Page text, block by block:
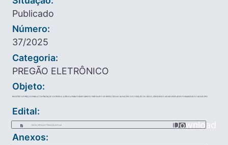
Publicado
Número:
37/2025
Categoria:
PREGÃO ELETRÔNICO
Objeto:
REGISTRO DE PREÇOS PARA A CONTRATAÇÃO DE PESSOA JURÍDICA PARA FORNECIMENTO PARCELADO DE REFEIÇÕES NO MUNICÍPIO DE CORAÇÃO DE JESUS, ATENDENDO AS NECESSIDADES E DEMANDAS DO MUNICÍPIO.
Edital:
EDITAL_PREGO_ELETRNICO_18_2025.pdf
Download
Anexos: